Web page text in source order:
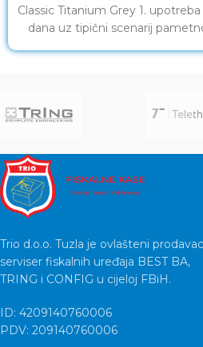
Classic Titanium Grey 1. upotreba
dana uz tipični scenarij
Trio d.o.o. Tuzla je ovlašteni
serviser fiskalnih uređaja BEST BA,
TRING i CONFIG u cijeloj FBiH.
ID: 4209140760006
PDV: 209140760006